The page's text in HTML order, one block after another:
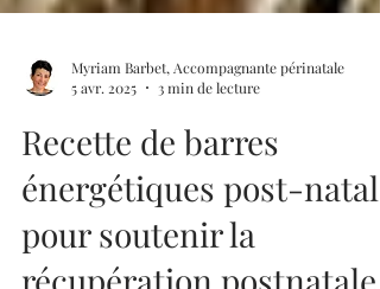
Myriam Barbet, Accompagnante périnatale
Recette de barres
énergétiques post-natale